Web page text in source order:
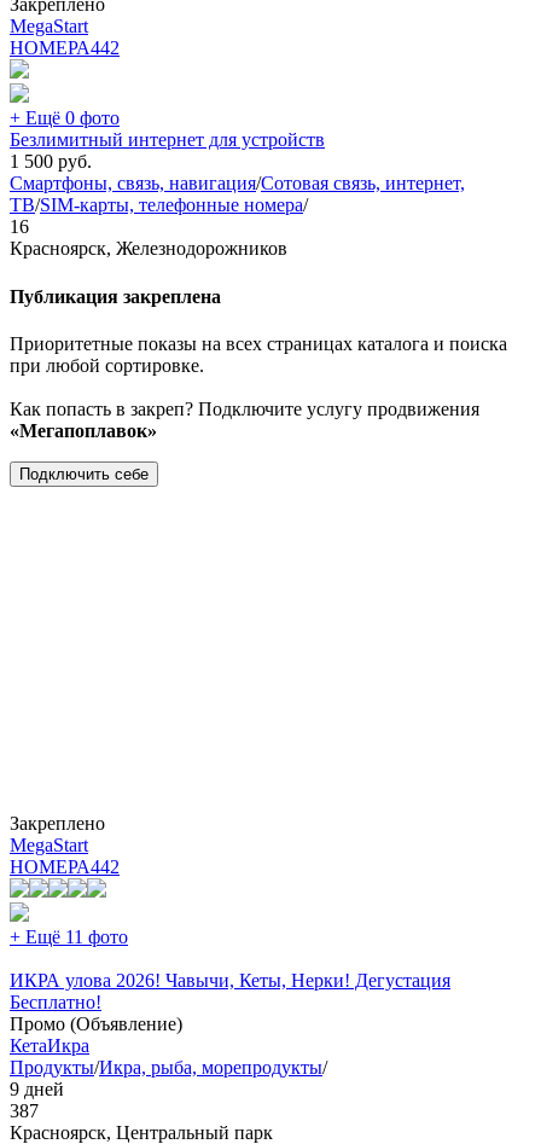
Закреплено
MegaStart
НОМЕРА442
+ Ещё 0 фото
Безлимитный интернет для устройств
1 500 руб.
Смартфоны, связь, навигация/Сотовая связь, интернет,
ТВ/SIM-карты, телефонные номера/
16
Красноярск, Железнодорожников
Публикация закреплена
Приоритетные показы на всех страницах каталога и поиска
при любой сортировке.
Как попасть в закреп? Подключите услугу продвижения
«Мегапоплавок»
Подключить себе
Закреплено
MegaStart
НОМЕРА442
+ Ещё 11 фото
ИКРА улова 2026! Чавычи, Кеты, Нерки! Дегустация
Бесплатно!
Промо (Объявление)
КетаИкра
Продукты/Икра, рыба, морепродукты/
9 дней
387
Красноярск, Центральный парк